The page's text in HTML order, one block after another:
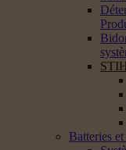
Batteries